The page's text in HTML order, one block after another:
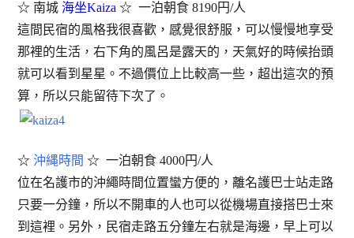
☆ 南城 海坐Kaiza ☆ 一泊朝食 8190円/人
這間民宿的風格我很喜歡，感覺很舒服，可以慢慢地享受
那裡的生活，右下角的風呂是露天的，天氣好的時候抬頭
就可以看到星星。不過價位上比較高一些，超出這次的預
算，所以只能留待下次了。
☆ 沖縄時間 ☆ 一泊朝食 4000円/人
位在名護市的沖繩時間位置蠻方便的，離名護巴士站走路
只要一分鐘，所以不開車的人也可以從機場直接搭巴士來
到這裡。另外，民宿走路五分鐘左右就是海邊，早上可以